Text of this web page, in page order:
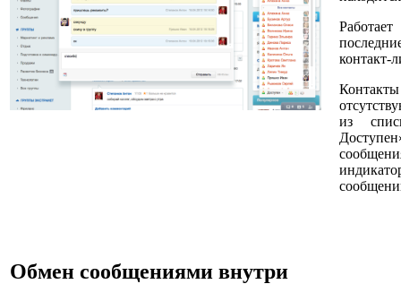
контакт-
из
Обмен сообщениями внутри